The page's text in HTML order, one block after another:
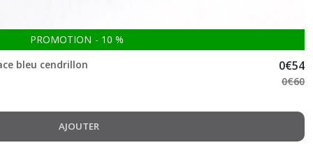
PROMOTION - 10 %
bleu cendrillon
0€54
0€60
AJOUTER